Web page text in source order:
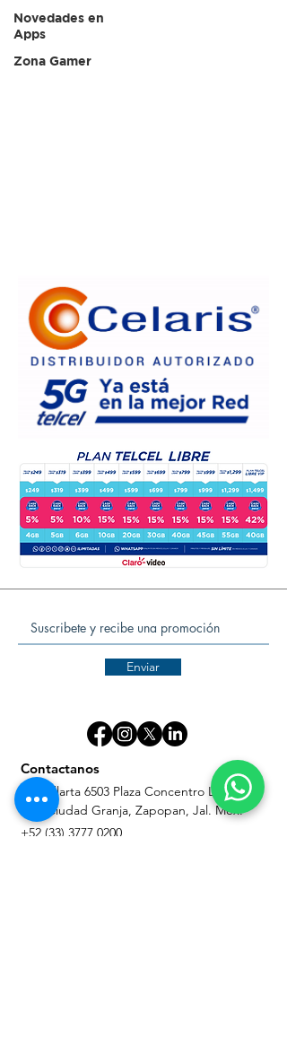
Novedades en
Apps
Zona Gamer
Enviar
Contactanos
Av. Vallarta 6503 Plaza Concentro L22 Z-D
Col. Ciudad Granja, Zapopan, Jal. Mex.
+52 (33) 3777 0200